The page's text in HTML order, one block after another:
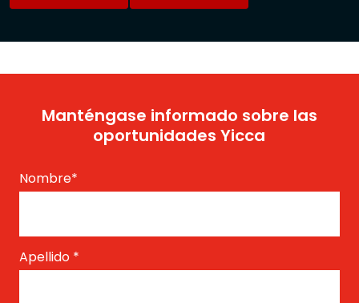
Manténgase informado sobre las
oportunidades Yicca
Nombre*
Apellido *